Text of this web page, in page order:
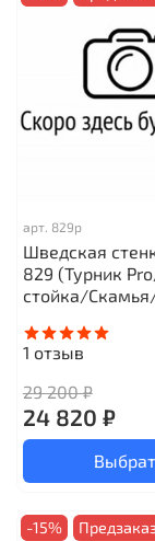
арт. 829р
Шведская
829 (Турник
стойка/
1 отзыв
29 200 ₽
24 820 ₽
-15%